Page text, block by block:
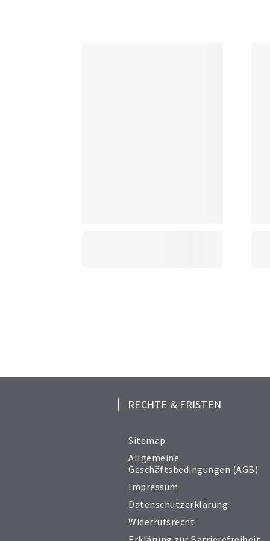
RECHTE & FRISTEN
Sitemap
Allgemeine
Geschäftsbedingungen (AGB)
Impressum
Datenschutzerklärung
Widerrufsrecht